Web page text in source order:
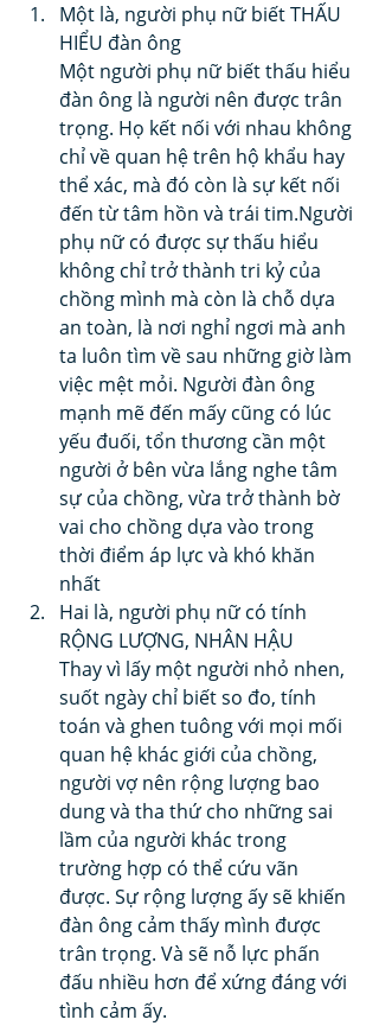
Một là, người phụ nữ biết THẤU
HIỂU đàn ông
Một người phụ nữ biết thấu hiểu
đàn ông là người nên được trân
trọng. Họ kết nối với nhau không
chỉ về quan hệ trên hộ khẩu hay
thể xác, mà đó còn là sự kết nối
đến từ tâm hồn và trái tim.Người
phụ nữ có được sự thấu hiểu
không chỉ trở thành tri kỷ của
chồng mình mà còn là chỗ dựa
an toàn, là nơi nghỉ ngơi mà anh
ta luôn tìm về sau những giờ làm
việc mệt mỏi. Người đàn ông
mạnh mẽ đến mấy cũng có lúc
yếu đuối, tổn thương cần một
người ở bên vừa lắng nghe tâm
sự của chồng, vừa trở thành bờ
vai cho chồng dựa vào trong
thời điểm áp lực và khó khăn
nhất
Hai là, người phụ nữ có tính
RỘNG LƯỢNG, NHÂN HẬU
Thay vì lấy một người nhỏ nhen,
suốt ngày chỉ biết so đo, tính
toán và ghen tuông với mọi mối
quan hệ khác giới của chồng,
người vợ nên rộng lượng bao
dung và tha thứ cho những sai
lầm của người khác trong
trường hợp có thể cứu vãn
được. Sự rộng lượng ấy sẽ khiến
đàn ông cảm thấy mình được
trân trọng. Và sẽ nỗ lực phấn
đấu nhiều hơn để xứng đáng với
tình cảm ấy.